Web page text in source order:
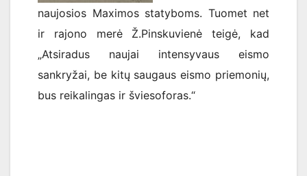
naujosios Maximos statyboms. Tuomet net
ir rajono merė Ž.Pinskuvienė teigė, kad
„Atsiradus naujai intensyvaus eismo
sankryžai, be kitų saugaus eismo priemonių,
bus reikalingas ir šviesoforas.“